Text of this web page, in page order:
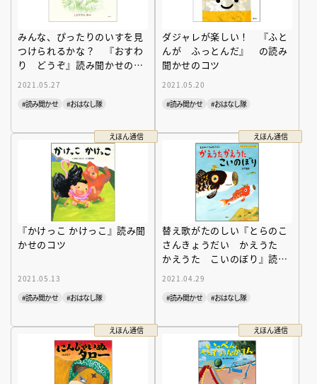
みんな、ぴったりのいすを見
つけられるかな？ 『おすわ
り どうぞ』読み聞かせのコ
ツ
2021.05.27
#読み聞かせ
#おはなし隊
ダジャレが楽しい！ 『ふと
んが ふっとんだ』 の読み
聞かせのコツ
2021.05.20
#読み聞かせ
#おはなし隊
えほん通信
『かけっこ かけっこ』読み聞
かせのコツ
2021.05.13
#読み聞かせ
#おはなし隊
えほん通信
替え歌がたのしい『とらのこ
さんきょうだい かえうた
かえうた こいのぼり』読み
聞かせのコツ
2021.04.29
#読み聞かせ
#おはなし隊
えほん通信 えほん通信